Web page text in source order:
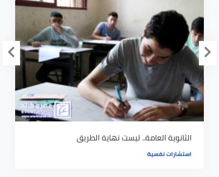
الثانوية العامة.. ليست نهاية الطريق
استشارات نفسية